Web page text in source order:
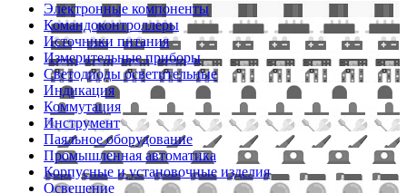
Электронные компоненты
Командоконтроллеры
Источники питания
Измерительные приборы
Светодиоды осветительные
Индикация
Коммутация
Инструмент
Паяльное оборудование
Промышленная автоматика
Корпусные и установочные изделия
Освещение